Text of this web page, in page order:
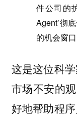
件公司的
Agent’彻
的机会窗
这是这位科
市场不安的
好地帮助程